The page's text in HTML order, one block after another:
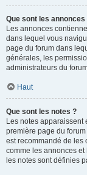
Que sont les annonces
Les annonces
dans lequel vous
page du forum dans
générales, les
administrateurs du
Haut
Que sont les notes ?
Les notes apparaissent
première page du
est recommandé de les
comme les annonces
les notes sont définies